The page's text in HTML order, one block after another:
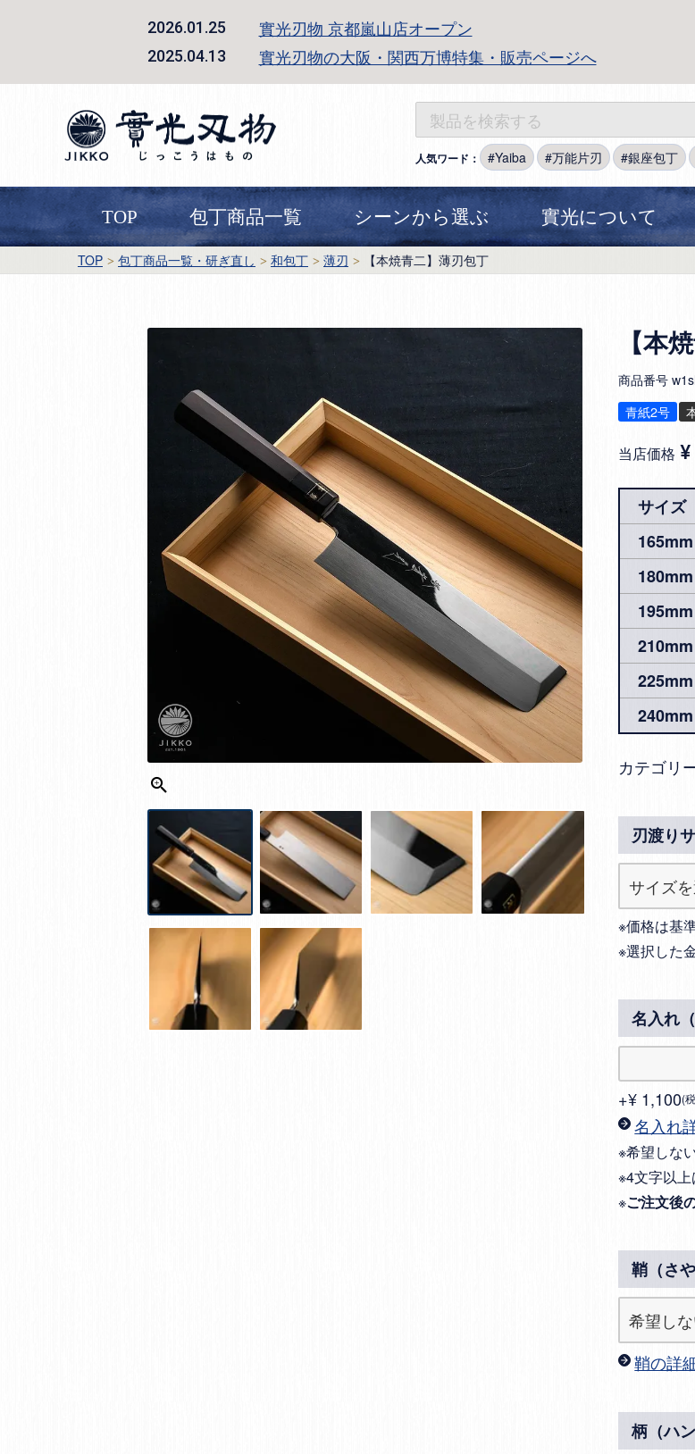
2026.01.25 實光刃物 京都嵐山店オープン
2025.04.13 實光刃物の大阪・関西万博特集・販売ページへ
人気ワード： Yaiba 万能片刃 銀座包丁
TOP 包丁商品一覧 シーンから選ぶ 實光について
TOP 包丁商品一覧・研ぎ直し 和包丁 薄刃 【本焼青二】薄刃包丁
【本
商品番号
青紙2号
当店価格 ¥
サイズ
165mm
180mm
195mm
210mm
225mm
240mm
カテゴリ
刃渡り
※価格は基
※選択した
名入れ
+¥ 1,100
名入れ
※希望しな
※4文字以上
※ご注文後
鞘（さ
鞘の詳
柄（ハ